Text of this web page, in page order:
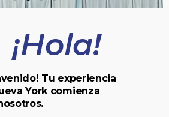
¡Hola!
Tu experiencia
York comienza